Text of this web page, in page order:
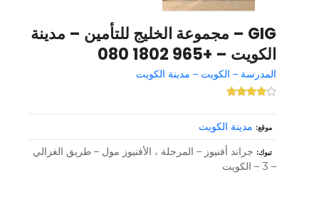
GIG – مجموعة الخليج للتأمين – مدينة
الكويت – +965 1802 080
المدرسة – الكويت – مدينة الكويت
موقع مدينة الكويت
تبوك
جراند أفنيوز – المرحلة ، الأفنيوز مول – طريق الغزالي
– 3 – الكويت